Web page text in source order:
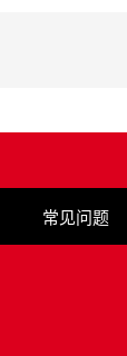
常见问题